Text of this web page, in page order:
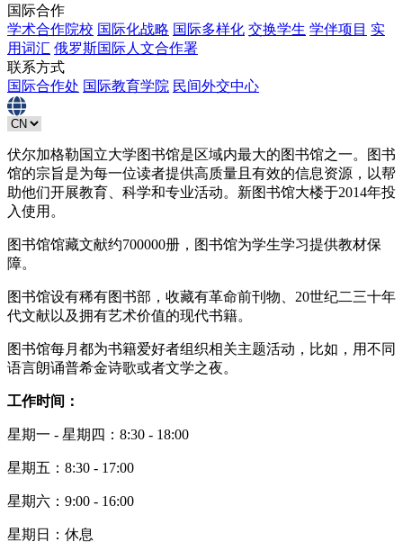
国际合作
学术合作院校 国际化战略 国际多样化 交换学生 学伴项目 实
用词汇 俄罗斯国际人文合作署
联系方式
国际合作处 国际教育学院 民间外交中心
伏尔加格勒国立大学图书馆是区域内最大的图书馆之一。图书
馆的宗旨是为每一位读者提供高质量且有效的信息资源，以帮
助他们开展教育、科学和专业活动。新图书馆大楼于2014年投
入使用。
图书馆馆藏文献约700000册，图书馆为学生学习提供教材保
障。
图书馆设有稀有图书部，收藏有革命前刊物、20世纪二三十年
代文献以及拥有艺术价值的现代书籍。
图书馆每月都为书籍爱好者组织相关主题活动，比如，用不同
语言朗诵普希金诗歌或者文学之夜。
工作时间：
星期一 - 星期四：8:30 - 18:00
星期五：8:30 - 17:00
星期六：9:00 - 16:00
星期日：休息